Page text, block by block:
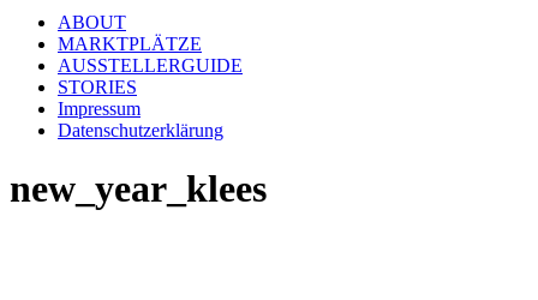
ABOUT
MARKTPLÄTZE
AUSSTELLERGUIDE
STORIES
Impressum
Datenschutzerklärung
new_year_klees